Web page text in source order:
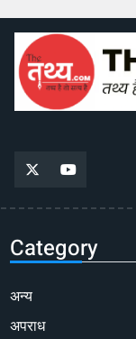
Category
अन्य
अपराध